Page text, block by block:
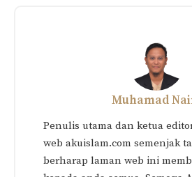
Muhamad
Penulis utama dan ketua
web akuislam.com semenjak
berharap laman web ini